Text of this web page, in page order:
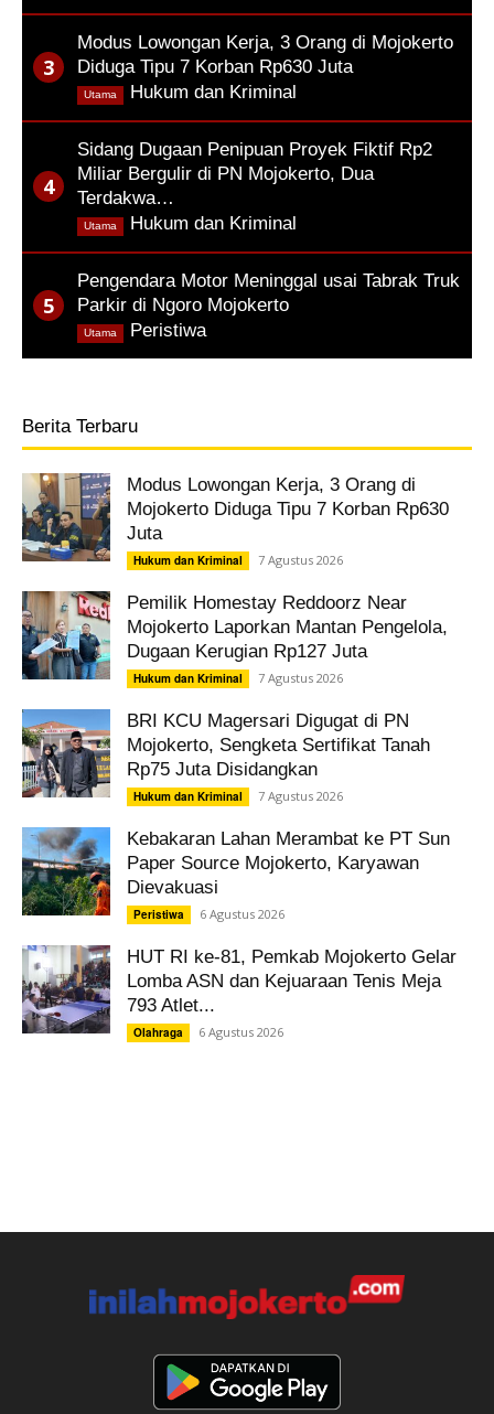
Modus Lowongan Kerja, 3 Orang di Mojokerto
Diduga Tipu 7 Korban Rp630 Juta
Hukum dan Kriminal
Utama
Sidang Dugaan Penipuan Proyek Fiktif Rp2
Miliar Bergulir di PN Mojokerto, Dua
Terdakwa…
Hukum dan Kriminal
Utama
Pengendara Motor Meninggal usai Tabrak Truk
Parkir di Ngoro Mojokerto
Peristiwa
Utama
Berita Terbaru
Modus Lowongan Kerja, 3 Orang di
Mojokerto Diduga Tipu 7 Korban Rp630
Juta
Hukum dan Kriminal 7 Agustus 2026
Pemilik Homestay Reddoorz Near
Mojokerto Laporkan Mantan Pengelola,
Dugaan Kerugian Rp127 Juta
Hukum dan Kriminal 7 Agustus 2026
BRI KCU Magersari Digugat di PN
Mojokerto, Sengketa Sertifikat Tanah
Rp75 Juta Disidangkan
Hukum dan Kriminal 7 Agustus 2026
Kebakaran Lahan Merambat ke PT Sun
Paper Source Mojokerto, Karyawan
Dievakuasi
Peristiwa 6 Agustus 2026
HUT RI ke-81, Pemkab Mojokerto Gelar
Lomba ASN dan Kejuaraan Tenis Meja
793 Atlet...
Olahraga 6 Agustus 2026